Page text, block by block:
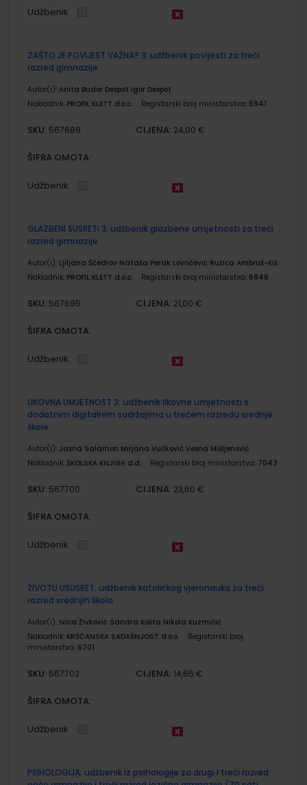
Udžbenik
ZAŠTO JE POVIJEST VAŽNA? 3; udžbenik povijesti za treći
razred gimnazije
Autor(i): Anita Budor Despot Igor Despot
Nakladnik: PROFIL KLETT d.o.o. Registarski broj ministarstva: 6941
SKU: 567689 CIJENA: 24,00 €
ŠIFRA OMOTA:
Udžbenik
GLAZBENI SUSRETI 3; udžbenik glazbene umjetnosti za treći
razred gimnazije
Autor(i): Ljiljana Ščedrov Nataša Perak Lovričević Ružica Ambruš-Kiš
Nakladnik: PROFIL KLETT d.o.o. Registarski broj ministarstva: 6848
SKU: 567695 CIJENA: 21,00 €
ŠIFRA OMOTA:
Udžbenik
LIKOVNA UMJETNOST 3; udžbenik likovne umjetnosti s
dodatnim digitalnim sadržajima u trećem razredu srednje
škole
Autor(i): Jasna Salamon Mirjana Vučković Vesna Mišljenović
Nakladnik: ŠKOLSKA KNJIGA d.d. Registarski broj ministarstva: 7043
SKU: 567700 CIJENA: 23,60 €
ŠIFRA OMOTA:
Udžbenik
ŽIVOTU USUSRET; udžbenik katoličkog vjeronauka za treći
razred srednjih škola
Autor(i): Ivica Živković Sandra Košta Nikola Kuzmičić
Nakladnik: KRŠĆANSKA SADAŠNJOST d.o.o.
Registarski broj
ministarstva: 6701
SKU: 567702 CIJENA: 14,65 €
ŠIFRA OMOTA:
Udžbenik
PSIHOLOGIJA; udžbenik iz psihologije za drugi i treći razred